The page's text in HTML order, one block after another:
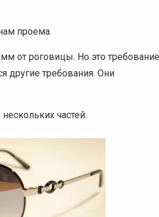
проема.
мм от роговицы. Но это требование
другие требования. Они
частей: